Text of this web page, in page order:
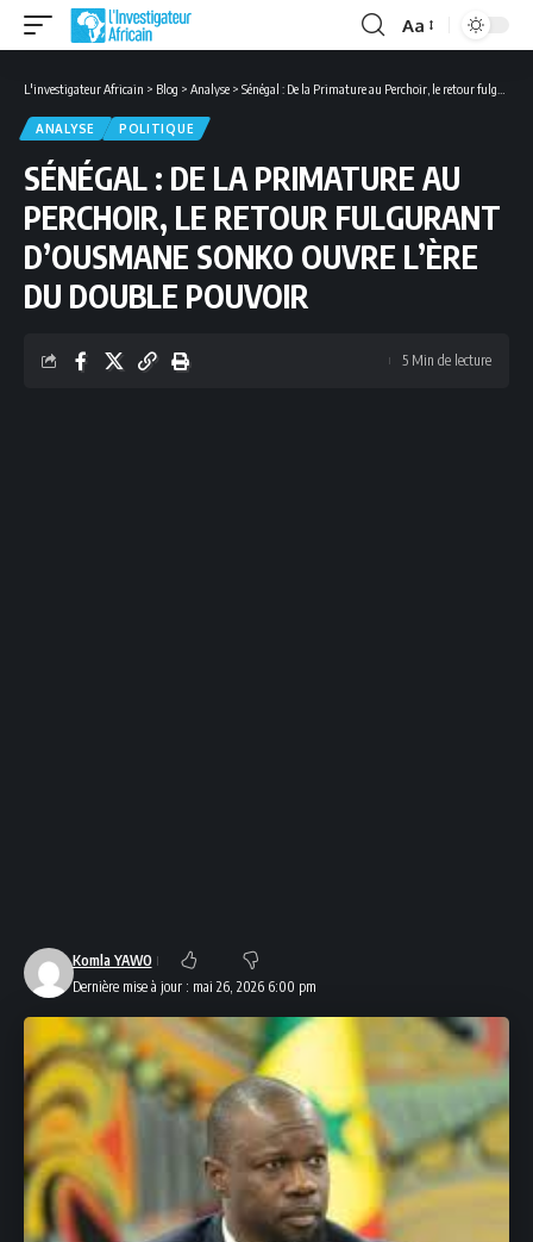
Font
Aa
L'investigateur Africain > Blog > Analyse > Sénégal : De la Primature au Perchoir, le retour fulgurant d’Ousmane Sonko ouvre l’ère du double pouvoir
ANALYSE POLITIQUE
SÉNÉGAL : DE LA PRIMATURE AU
PERCHOIR, LE RETOUR FULGURANT
D’OUSMANE SONKO OUVRE L’ÈRE
DU DOUBLE POUVOIR
Dernière mise à jour : mai 26, 2026 6:00 pm
Komla YAWO
5 Min de lecture